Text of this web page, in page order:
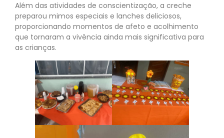
Além das atividades de conscientização, a creche
preparou mimos especiais e lanches deliciosos,
proporcionando momentos de afeto e acolhimento
que tornaram a vivência ainda mais significativa para
as crianças.